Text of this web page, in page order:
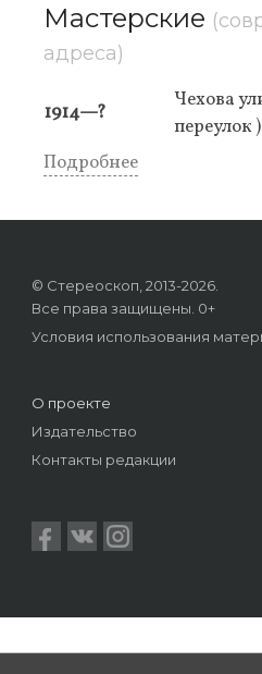
Мастерские
адреса)
1914—?
Чехова
переулок
Подробнее
© Стереоскоп, 2013-2026.
Все права защищены. 0+
Условия использования
О проекте
Издательство
Контакты редакции